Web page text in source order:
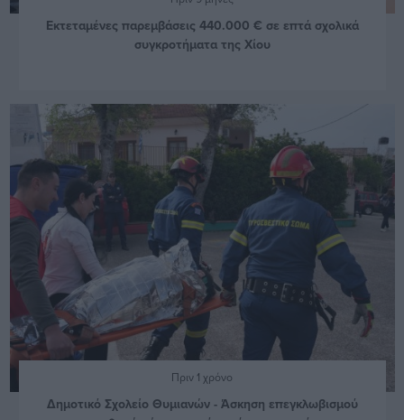
Εκτεταμένες παρεμβάσεις 440.000 € σε επτά σχολικά
συγκροτήματα της Χίου
Πριν 1 χρόνο
Δημοτικό Σχολείο Θυμιανών - Άσκηση επεγκλωβισμού